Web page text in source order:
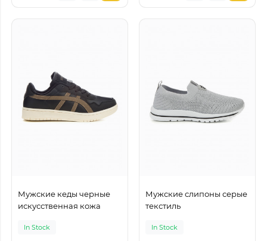
Мужские кеды черные
искусственная кожа
In Stock
Мужские слипоны серые
текстиль
In Stock